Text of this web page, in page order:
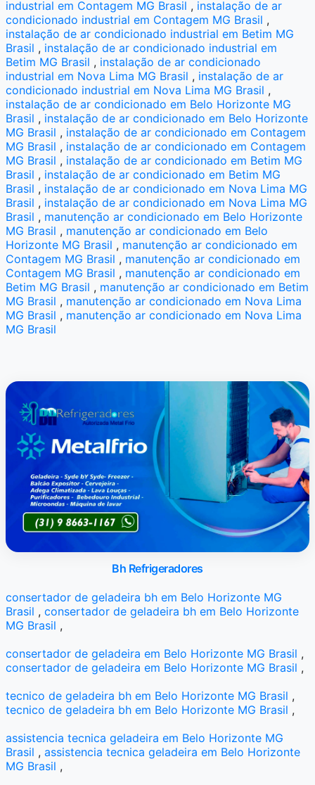
industrial em Contagem MG Brasil , instalação de ar
condicionado industrial em Contagem MG Brasil ,
instalação de ar condicionado industrial em Betim MG
Brasil , instalação de ar condicionado industrial em
Betim MG Brasil , instalação de ar condicionado
industrial em Nova Lima MG Brasil , instalação de ar
condicionado industrial em Nova Lima MG Brasil ,
instalação de ar condicionado em Belo Horizonte MG
Brasil , instalação de ar condicionado em Belo Horizonte
MG Brasil , instalação de ar condicionado em Contagem
MG Brasil , instalação de ar condicionado em Contagem
MG Brasil , instalação de ar condicionado em Betim MG
Brasil , instalação de ar condicionado em Betim MG
Brasil , instalação de ar condicionado em Nova Lima MG
Brasil , instalação de ar condicionado em Nova Lima MG
Brasil , manutenção ar condicionado em Belo Horizonte
MG Brasil , manutenção ar condicionado em Belo
Horizonte MG Brasil , manutenção ar condicionado em
Contagem MG Brasil , manutenção ar condicionado em
Contagem MG Brasil , manutenção ar condicionado em
Betim MG Brasil , manutenção ar condicionado em Betim
MG Brasil , manutenção ar condicionado em Nova Lima
MG Brasil , manutenção ar condicionado em Nova Lima
MG Brasil
Bh Refrigeradores
consertador de geladeira bh em Belo Horizonte MG
Brasil ,consertador de geladeira bh em Belo Horizonte
MG Brasil ,
consertador de geladeira em Belo Horizonte MG Brasil ,
consertador de geladeira em Belo Horizonte MG Brasil ,
tecnico de geladeira bh em Belo Horizonte MG Brasil ,
tecnico de geladeira bh em Belo Horizonte MG Brasil ,
assistencia tecnica geladeira em Belo Horizonte MG
Brasil ,assistencia tecnica geladeira em Belo Horizonte
MG Brasil ,